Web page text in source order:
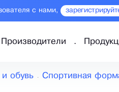
с нами,
Производители
обувь Спортивная